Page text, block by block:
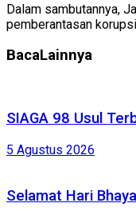
Dalam sambutannya,
pemberantasan
BacaLainnya
SIAGA 98 Usul
5 Agustus 2026
Selamat Hari